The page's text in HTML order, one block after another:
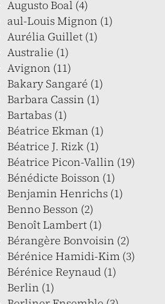
Augusto Boal (4)
aul-Louis Mignon (1)
Aurélia Guillet (1)
Australie (1)
Avignon (11)
Bakary Sangaré (1)
Barbara Cassin (1)
Bartabas (1)
Béatrice Ekman (1)
Béatrice J. Rizk (1)
Béatrice Picon-Vallin (19)
Bénédicte Boisson (1)
Benjamin Henrichs (1)
Benno Besson (2)
Benoît Lambert (1)
Bérangère Bonvoisin (2)
Bérénice Hamidi-Kim (3)
Bérénice Reynaud (1)
Berlin (1)